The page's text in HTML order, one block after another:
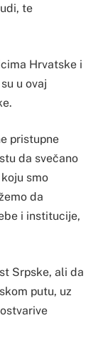
te
Hrvatske i
u ovaj
pristupne
da svečano
smo
da
i institucije,
Srpske, ali da
putu, uz